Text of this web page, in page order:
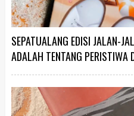
SEPATUALANG EDISI JALAN-
ADALAH TENTANG PERISTIWA